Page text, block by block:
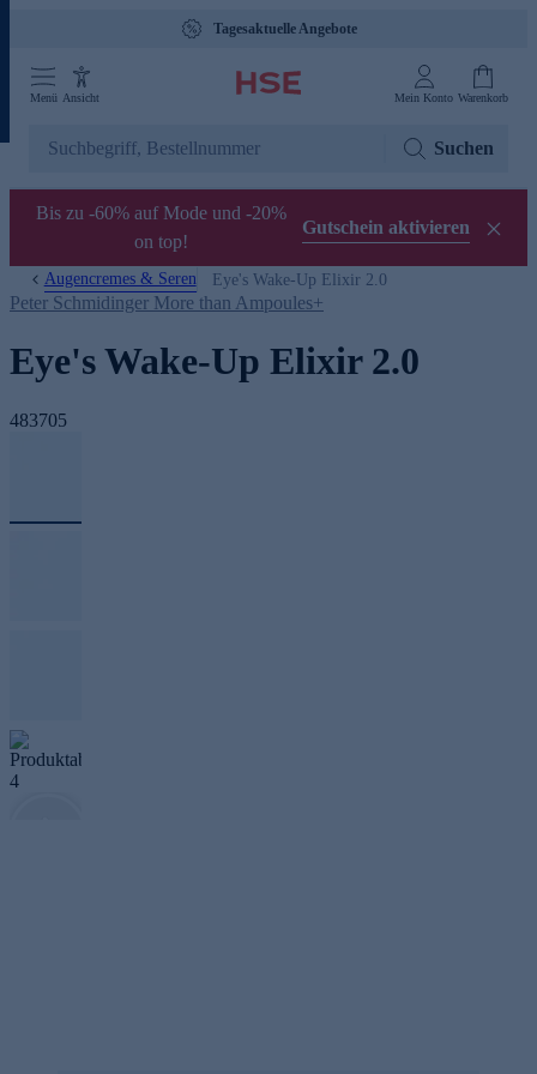
Tagesaktuelle Angebote
Menü Ansicht Mein Konto Warenkorb
Suchen
Bis zu -60% auf Mode und -20%
on top!
Gutschein aktivieren
Augencremes & Seren Eye's Wake-Up Elixir 2.0
Peter Schmidinger More than Ampoules+
Eye's Wake-Up Elixir 2.0
483705